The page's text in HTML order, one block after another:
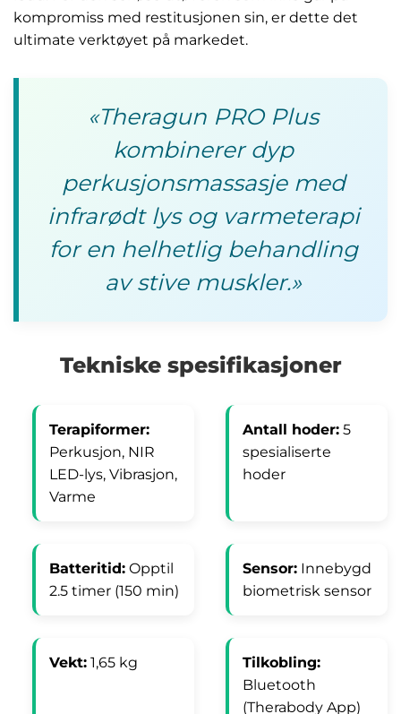
kompromiss med restitusjonen sin, er dette det
ultimate verktøyet på markedet.
«Theragun PRO Plus
kombinerer dyp
perkusjonsmassasje med
infrarødt lys og varmeterapi
for en helhetlig behandling
av stive muskler.»
Tekniske spesifikasjoner
Terapiformer:
Perkusjon, NIR
LED-lys, Vibrasjon,
Varme
Antall hoder: 5
spesialiserte
hoder
Batteritid:Opptil
2.5 timer (150 min)
Sensor: Innebygd
biometrisk sensor
Vekt:1,65 kg
Tilkobling:
Bluetooth
(Therabody App)